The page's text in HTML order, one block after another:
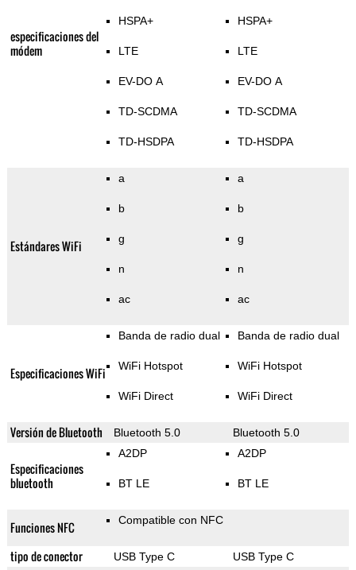
especificaciones del
módem
HSPA+
LTE
EV-DO A
TD-SCDMA
TD-HSDPA
HSPA+
LTE
EV-DO A
TD-SCDMA
TD-HSDPA
Estándares WiFi
a
b
g
n
ac
a
b
g
n
ac
Especificaciones WiFi
Banda de radio dual
WiFi Hotspot
WiFi Direct
Banda de radio dual
WiFi Hotspot
WiFi Direct
Versión de Bluetooth Bluetooth 5.0 Bluetooth 5.0
Especificaciones
bluetooth
A2DP
BT LE
A2DP
BT LE
Funciones NFC Compatible con NFC
tipo de conector USB Type C USB Type C